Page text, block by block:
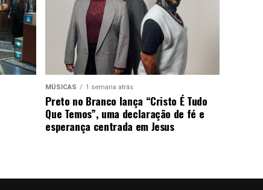
MÚSICAS 1 semana atrás
Preto no Branco lança “Cristo É Tudo
Que Temos”, uma declaração de fé e
esperança centrada em Jesus